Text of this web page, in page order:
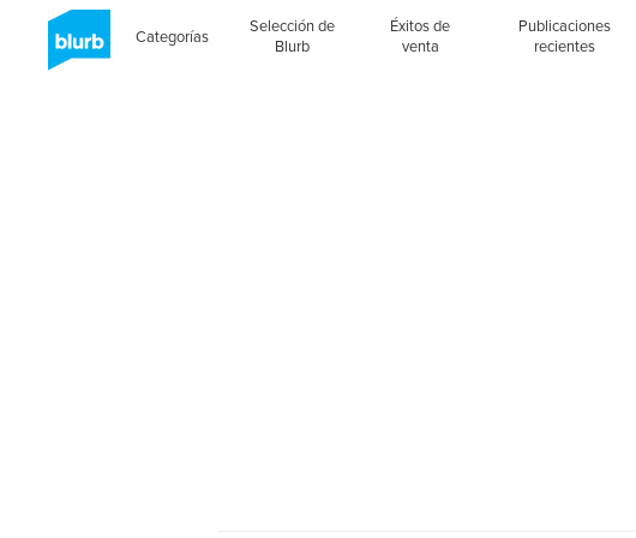
Categorías
Selección de
Blurb
Éxitos de
venta
Publicaciones
recientes